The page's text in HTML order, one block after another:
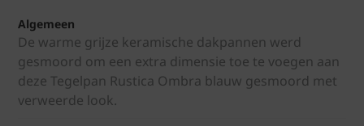
Algemeen
De warme grijze keramische dakpannen werd
gesmoord om een extra dimensie toe te voegen aan
deze Tegelpan Rustica Ombra blauw gesmoord met
verweerde look.